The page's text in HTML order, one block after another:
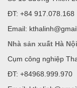
ĐT: +84 917.078.168
Email:
Nhà sản xuất Hà Nội
Cụm công nghiệp
ĐT: +84968.999.970